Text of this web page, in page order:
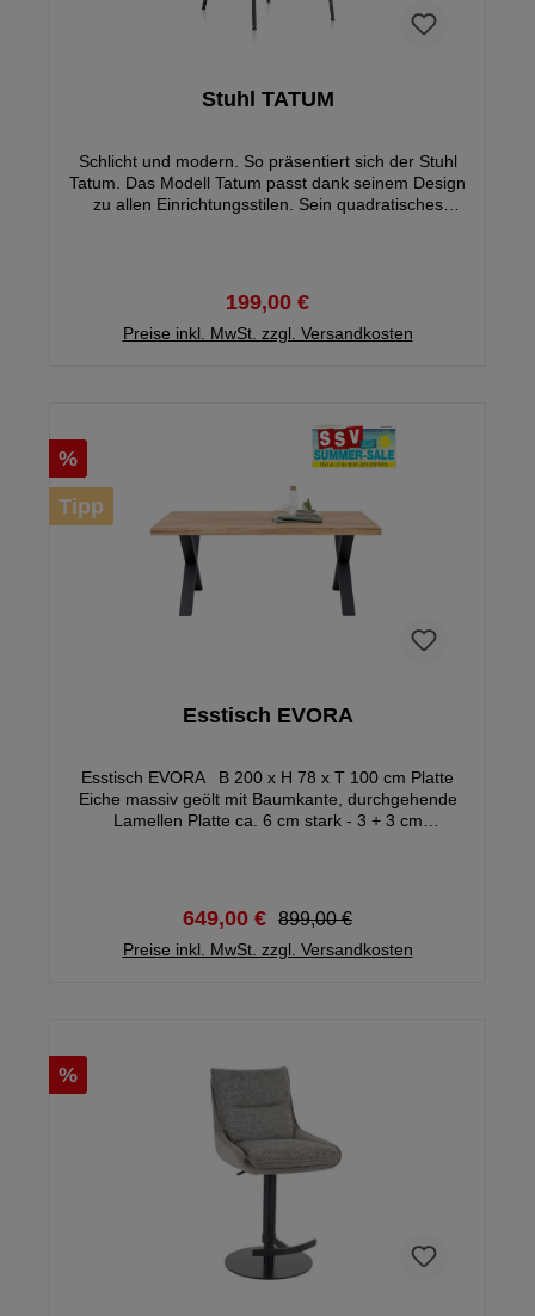
Stuhl TATUM
Schlicht und modern. So präsentiert sich der Stuhl
Tatum. Das Modell Tatum passt dank seinem Design
zu allen Einrichtungsstilen. Sein quadratisches
199,00 €
Preise inkl. MwSt. zzgl. Versandkosten
%
Tipp
Esstisch EVORA
Esstisch EVORA B 200 x H 78 x T 100 cm Platte
Eiche massiv geölt mit Baumkante, durchgehende
Lamellen Platte ca. 6 cm stark - 3 + 3 cm
Naturprodukt und jedes Möbelstück ist ein Unikat.
Unterschiede in Farbe und Struktur sind typische
649,00 € 899,00 €
Preise inkl. MwSt. zzgl. Versandkosten
%